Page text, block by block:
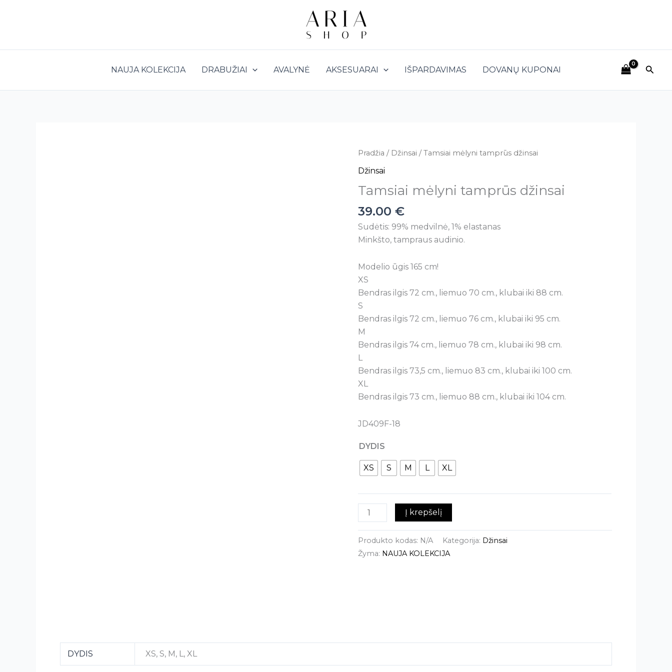
NAUJA KOLEKCIJA DRABUŽIAI AVALYNĖ AKSESUARAI IŠPARDAVIMAS DOVANŲ KUPONAI
Pradžia / Džinsai / Tamsiai mėlyni tamprūs džinsai
Džinsai
Tamsiai mėlyni tamprūs džinsai
39.00€
Sudėtis: 99% medvilnė, 1% elastanas
Minkšto, tampraus audinio.
Modelio ūgis 165 cm!
XS
Bendras ilgis 72 cm., liemuo 70 cm., klubai iki 88 cm.
S
Bendras ilgis 72 cm., liemuo 76 cm., klubai iki 95 cm.
M
Bendras ilgis 74 cm., liemuo 78 cm., klubai iki 98 cm.
L
Bendras ilgis 73,5 cm., liemuo 83 cm., klubai iki 100 cm.
XL
Bendras ilgis 73 cm., liemuo 88 cm., klubai iki 104 cm.
JD409F-18
DYDIS
XS S M L XL
produkto
kiekis:
mėlyni
džinsai
Į krepšelį
Produkto kodas: N/A Kategorija: Džinsai
Žyma: NAUJA KOLEKCIJA
DYDIS XS, S, M, L, XL